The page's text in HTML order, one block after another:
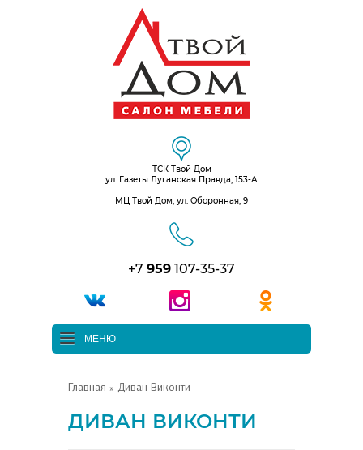
ТСК Твой Дом
ул. Газеты Луганская Правда, 153-А
МЦ Твой Дом, ул. Оборонная, 9
+7 959 107-35-37
МЕНЮ
Главная » Диван Виконти
ДИВАН ВИКОНТИ